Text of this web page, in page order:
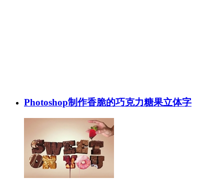
Photoshop制作香脆的巧克力糖果立体字